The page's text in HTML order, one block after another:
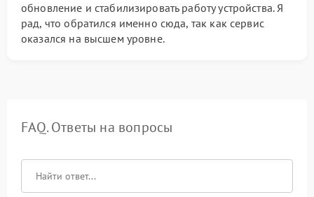
обновление и стабилизировать работу устройства. Я
рад, что обратился именно сюда, так как сервис
оказался на высшем уровне.
FAQ. Ответы на вопросы